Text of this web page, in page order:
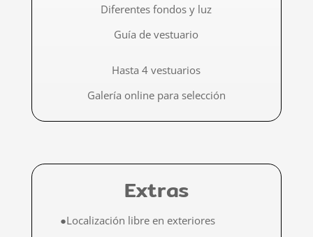
Diferentes fondos y luz
Guía de vestuario
Hasta 4 vestuarios
Galería online para selección
Extras
●Localización libre en exteriores